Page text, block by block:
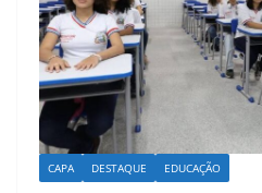
CAPA DESTAQUE EDUCAÇÃO